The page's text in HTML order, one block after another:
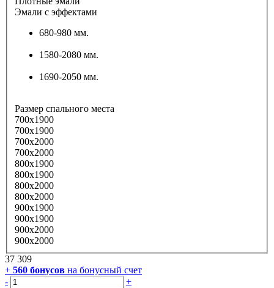
Эмали с эффектами
680-980 мм.
1580-2080 мм.
1690-2050 мм.
Размер спального места
700х1900
700х1900
700х2000
700х2000
800х1900
800х1900
800х2000
800х2000
900х1900
900х1900
900х2000
900х2000
37 309
+ 560 бонусов на бонусный счет
-
+